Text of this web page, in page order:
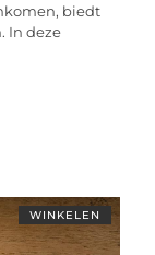
biedt
In deze
WINKELEN